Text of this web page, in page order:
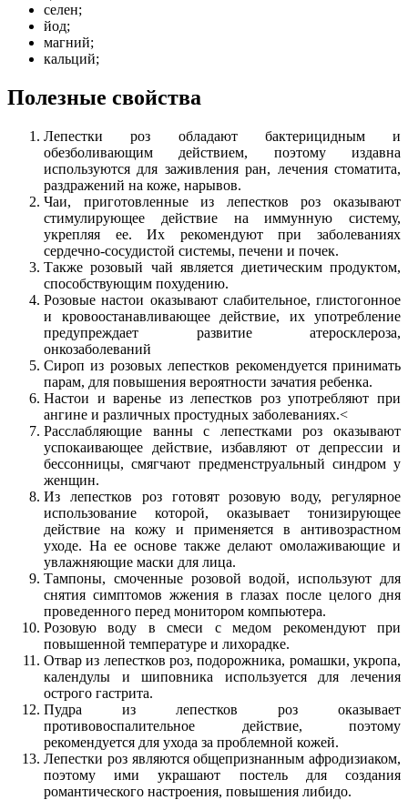
селен;
йод;
магний;
кальций;
Полезные свойства
Лепестки роз обладают бактерицидным и
обезболивающим действием, поэтому издавна
используются для заживления ран, лечения стоматита,
раздражений на коже, нарывов.
Чаи, приготовленные из лепестков роз оказывают
стимулирующее действие на иммунную систему,
укрепляя ее. Их рекомендуют при заболеваниях
сердечно-сосудистой системы, печени и почек.
Также розовый чай является диетическим продуктом,
способствующим похудению.
Розовые настои оказывают слабительное, глистогонное
и кровоостанавливающее действие, их употребление
предупреждает развитие атеросклероза,
онкозаболеваний
Сироп из розовых лепестков рекомендуется принимать
парам, для повышения вероятности зачатия ребенка.
Настои и варенье из лепестков роз употребляют при
ангине и различных простудных заболеваниях.<
Расслабляющие ванны с лепестками роз оказывают
успокаивающее действие, избавляют от депрессии и
бессонницы, смягчают предменструальный синдром у
женщин.
Из лепестков роз готовят розовую воду, регулярное
использование которой, оказывает тонизирующее
действие на кожу и применяется в антивозрастном
уходе. На ее основе также делают омолаживающие и
увлажняющие маски для лица.
Тампоны, смоченные розовой водой, используют для
снятия симптомов жжения в глазах после целого дня
проведенного перед монитором компьютера.
Розовую воду в смеси с медом рекомендуют при
повышенной температуре и лихорадке.
Отвар из лепестков роз, подорожника, ромашки, укропа,
календулы и шиповника используется для лечения
острого гастрита.
Пудра из лепестков роз оказывает
противовоспалительное действие, поэтому
рекомендуется для ухода за проблемной кожей.
Лепестки роз являются общепризнанным афродизиаком,
поэтому ими украшают постель для создания
романтического настроения, повышения либидо.